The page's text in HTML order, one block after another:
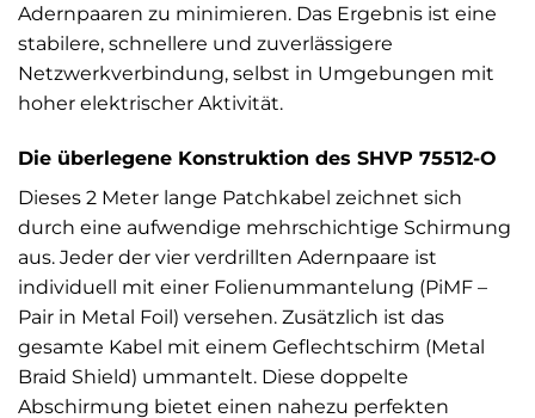
Adernpaaren zu minimieren. Das Ergebnis ist eine
stabilere, schnellere und zuverlässigere
Netzwerkverbindung, selbst in Umgebungen mit
hoher elektrischer Aktivität.
Die überlegene Konstruktion des SHVP 75512-O
Dieses 2 Meter lange Patchkabel zeichnet sich
durch eine aufwendige mehrschichtige Schirmung
aus. Jeder der vier verdrillten Adernpaare ist
individuell mit einer Folienummantelung (PiMF –
Pair in Metal Foil) versehen. Zusätzlich ist das
gesamte Kabel mit einem Geflechtschirm (Metal
Braid Shield) ummantelt. Diese doppelte
Abschirmung bietet einen nahezu perfekten